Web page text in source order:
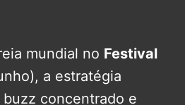
mundial no Festival
a estratégia
concentrado e